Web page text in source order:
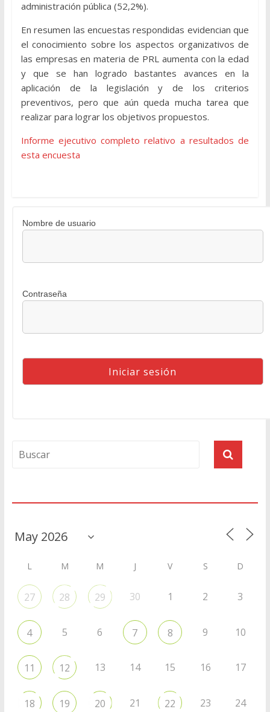
administración pública (52,2%).
En resumen las encuestas respondidas evidencian que
el conocimiento sobre los aspectos organizativos de
las empresas en materia de PRL aumenta con la edad
y que se han logrado bastantes avances en la
aplicación de la legislación y de los criterios
preventivos, pero que aún queda mucha tarea que
realizar para lograr los objetivos propuestos.
Informe ejecutivo completo relativo a resultados de
esta encuesta
Nombre de usuario
Contraseña
L M M J V S D
27 28 29 30 1 2 3
4 5 6 7 8 9 10
11 12 13 14 15 16 17
18 19 20 21 22 23 24